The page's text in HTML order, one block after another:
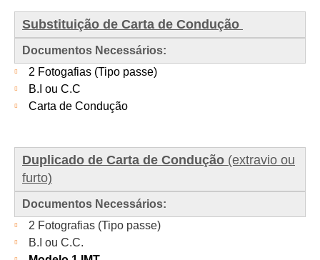
Substituição de Carta de Condução
Documentos Necessários:
2 Fotogafias (Tipo passe)
B.I ou C.C
Carta de Condução
Duplicado de Carta de Condução (extravio ou
furto)
Documentos Necessários:
2 Fotografias (Tipo passe)
B.I ou C.C.